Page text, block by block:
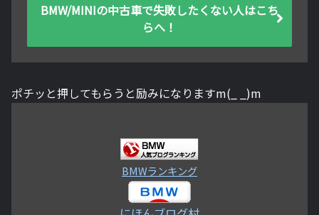
BMW/MINIの中古車で失敗したくない人はこち
らへ！
ポチッと押してもらうと励みになりますm(_ _)m
BMWランキング